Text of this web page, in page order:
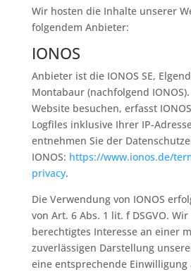
Wir hosten die Inhalte unserer
folgendem Anbieter:
IONOS
Anbieter ist die IONOS SE,
Montabaur (nachfolgend
Website besuchen, erfasst
Logfiles inklusive Ihrer IP-
entnehmen Sie der
IONOS: https://www.ionos.de/
privacy.
Die Verwendung von IONOS
von Art. 6 Abs. 1 lit. f DSGVO.
berechtigtes Interesse an einer
zuverlässigen Darstellung
eine entsprechende